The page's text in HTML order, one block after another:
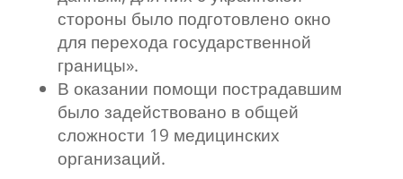
стороны было подготовлено окно
для перехода государственной
границы».
В оказании помощи пострадавшим
было задействовано в общей
сложности 19 медицинских
организаций.